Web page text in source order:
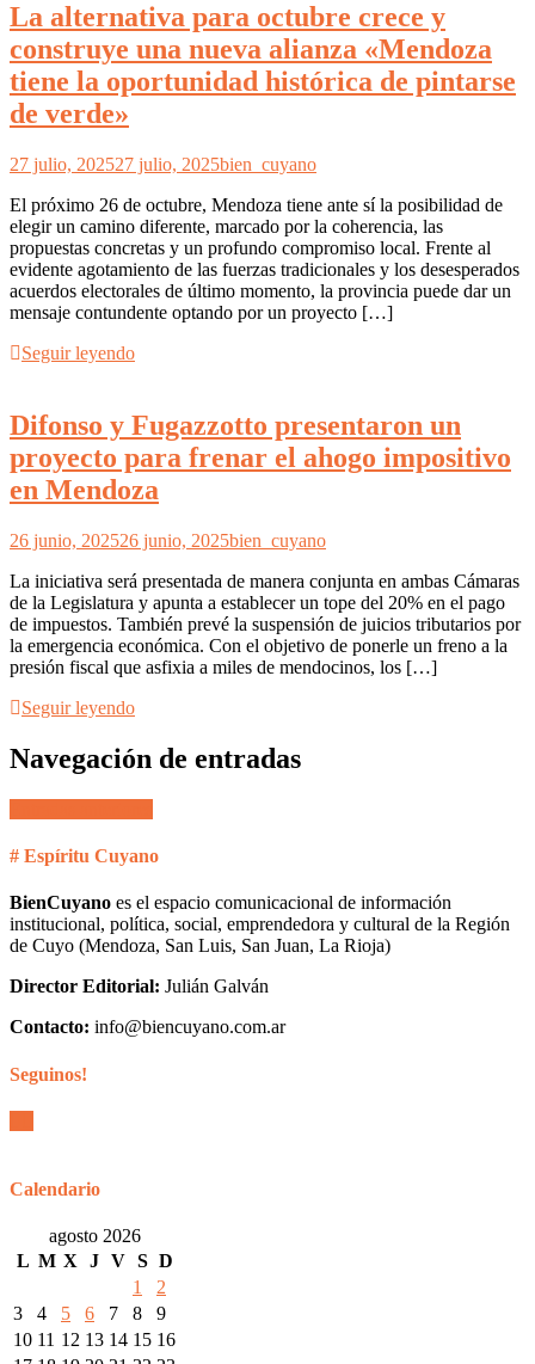
La alternativa para octubre crece y
construye una nueva alianza «Mendoza
tiene la oportunidad histórica de pintarse
de verde»
27 julio, 202527 julio, 2025bien_cuyano
El próximo 26 de octubre, Mendoza tiene ante sí la posibilidad de
elegir un camino diferente, marcado por la coherencia, las
propuestas concretas y un profundo compromiso local. Frente al
evidente agotamiento de las fuerzas tradicionales y los desesperados
acuerdos electorales de último momento, la provincia puede dar un
mensaje contundente optando por un proyecto […]
Seguir leyendo
Difonso y Fugazzotto presentaron un
proyecto para frenar el ahogo impositivo
en Mendoza
26 junio, 202526 junio, 2025bien_cuyano
La iniciativa será presentada de manera conjunta en ambas Cámaras
de la Legislatura y apunta a establecer un tope del 20% en el pago
de impuestos. También prevé la suspensión de juicios tributarios por
la emergencia económica. Con el objetivo de ponerle un freno a la
presión fiscal que asfixia a miles de mendocinos, los […]
Seguir leyendo
Navegación de entradas
# Espíritu Cuyano
BienCuyano es el espacio comunicacional de información
institucional, política, social, emprendedora y cultural de la Región
de Cuyo (Mendoza, San Luis, San Juan, La Rioja)
Director Editorial: Julián Galván
Contacto: info@biencuyano.com.ar
Seguinos!
Calendario
agosto 2026
L M X J V S D
1
2
3
4 5 6 7 8
9
10 11 12 13 14 15 16